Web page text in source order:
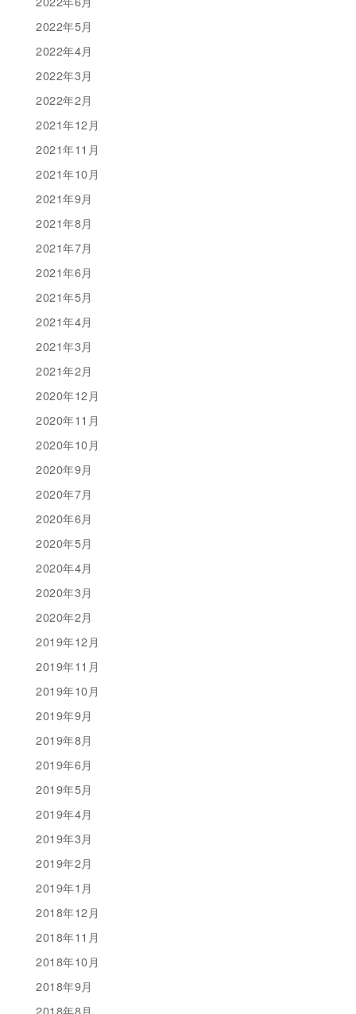
2022年5月
2022年4月
2022年3月
2022年2月
2021年12月
2021年11月
2021年10月
2021年9月
2021年8月
2021年7月
2021年6月
2021年5月
2021年4月
2021年3月
2021年2月
2020年12月
2020年11月
2020年10月
2020年9月
2020年7月
2020年6月
2020年5月
2020年4月
2020年3月
2020年2月
2019年12月
2019年11月
2019年10月
2019年9月
2019年8月
2019年6月
2019年5月
2019年4月
2019年3月
2019年2月
2019年1月
2018年12月
2018年11月
2018年10月
2018年9月
2018年8月